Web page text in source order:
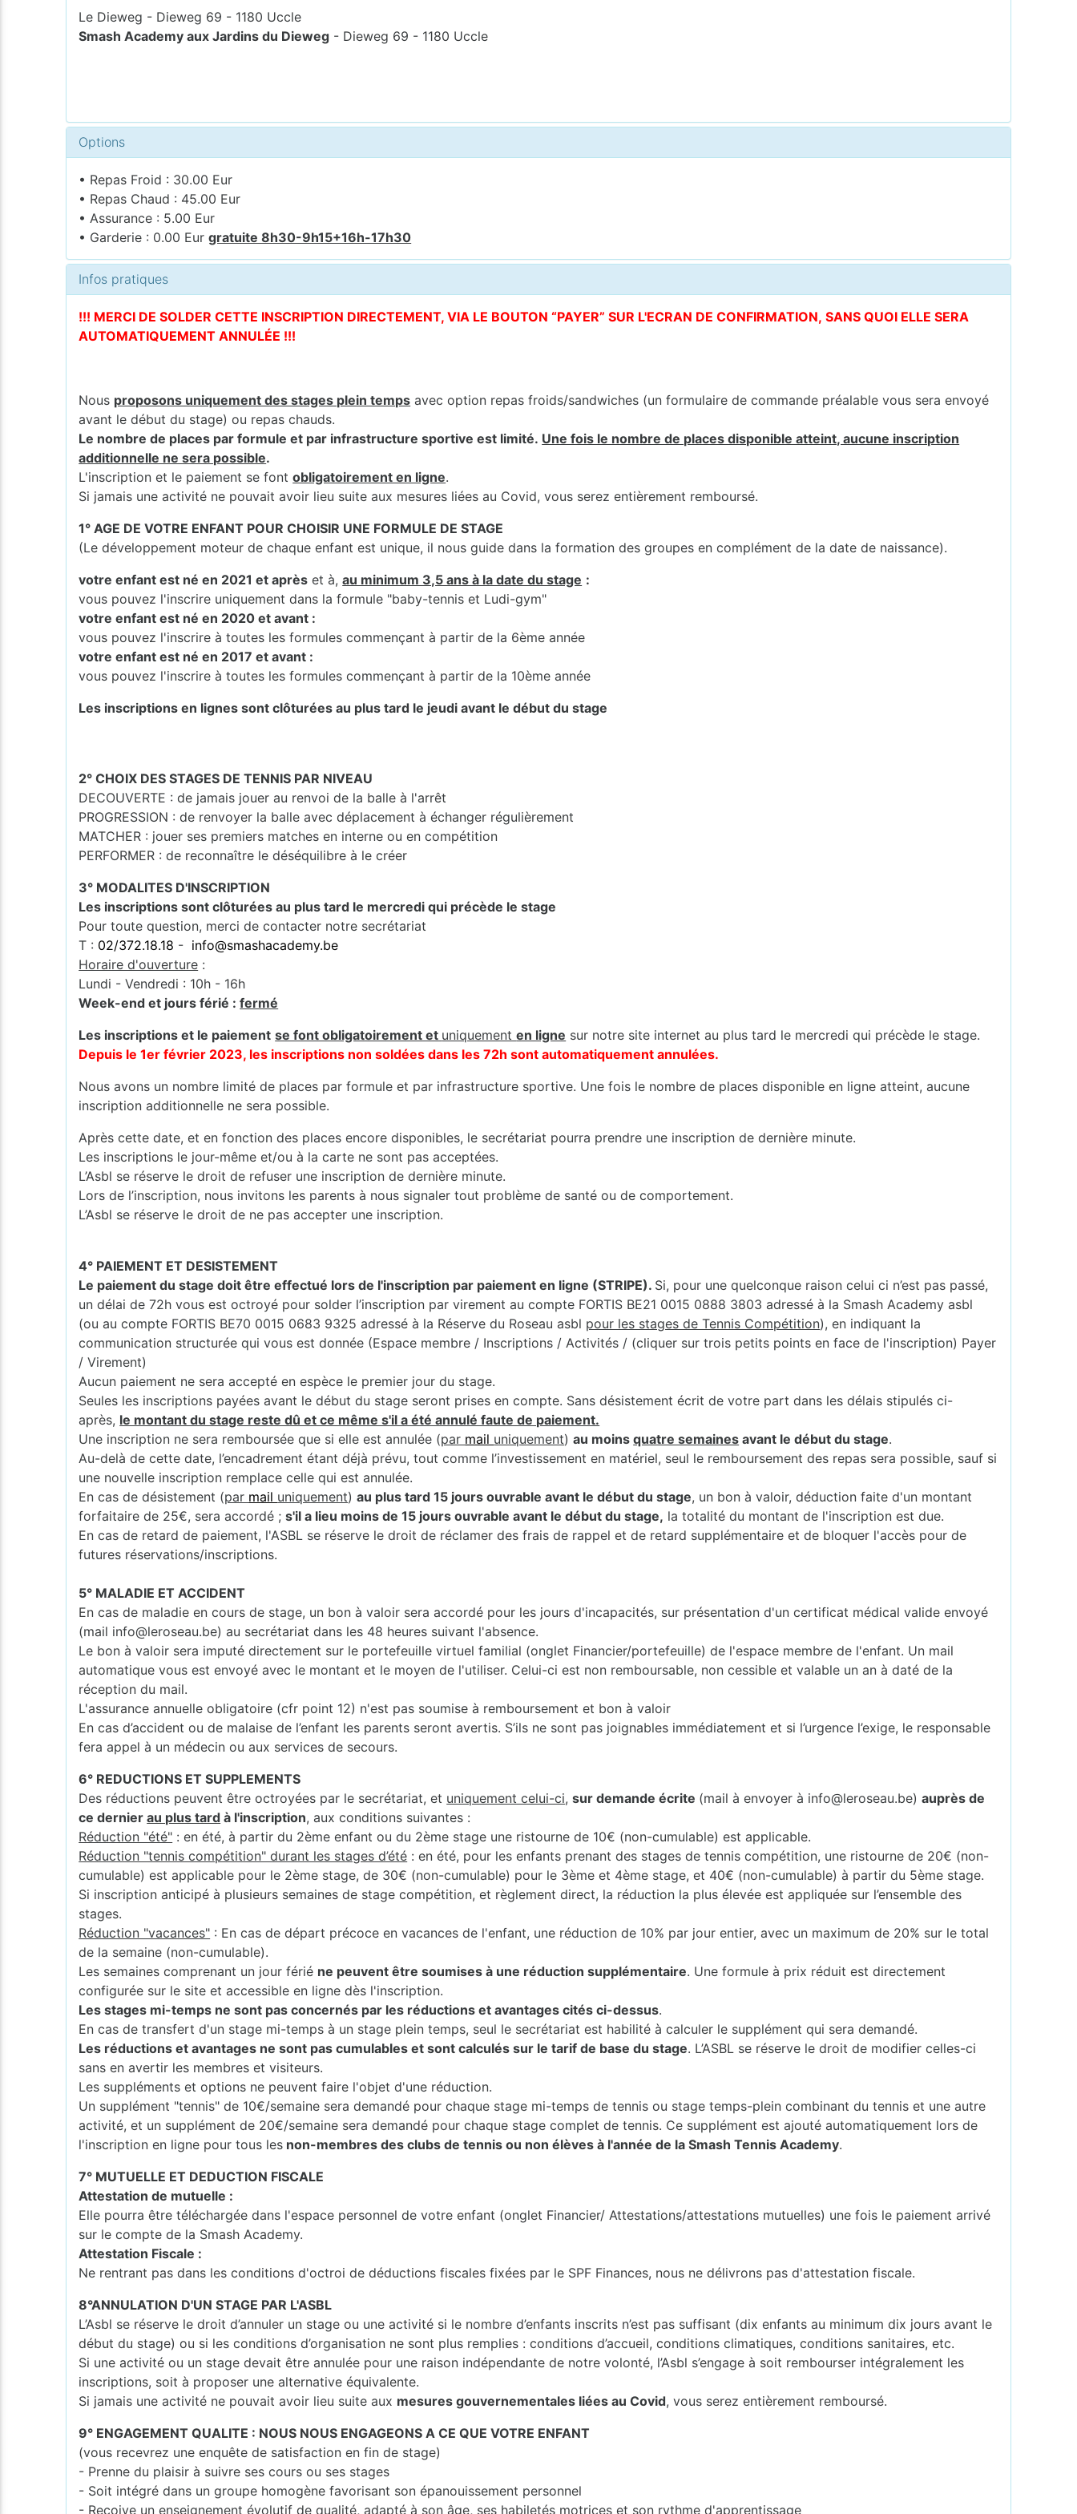
Le Dieweg - Dieweg 69 - 1180 Uccle
Smash Academy aux Jardins du Dieweg - Dieweg 69 - 1180 Uccle
Options
• Repas Froid : 30.00 Eur
• Repas Chaud : 45.00 Eur
• Assurance : 5.00 Eur
• Garderie : 0.00 Eurgratuite 8h30-9h15+16h-17h30
Infos pratiques
!!! MERCI DE SOLDER CETTE INSCRIPTION DIRECTEMENT, VIA LE BOUTON “PAYER” SUR L'ECRAN DE CONFIRMATION, SANS QUOI ELLE SERA
AUTOMATIQUEMENT ANNULÉE !!!
Nous proposons uniquement des stages plein temps avec option repas froids/sandwiches (un formulaire de commande préalable vous sera envoyé
avant le début du stage) ou repas chauds.
Le nombre de places par formule et par infrastructure sportive est limité. Une fois le nombre de places disponible atteint, aucune inscription
additionnelle ne sera possible.
L'inscription et le paiement se fontobligatoirement en ligne.
Si jamais une activité ne pouvait avoir lieu suite aux mesures liées au Covid, vous serez entièrement remboursé.
1° AGE DE VOTRE ENFANT POUR CHOISIR UNE FORMULE DE STAGE
(Le développement moteur de chaque enfant est unique, il nous guide dans la formation des groupes en complément de la date de naissance).
votre enfant est né en 2021 et après et à,au minimum 3,5 ans à la date du stage :
vous pouvez l'inscrire uniquement dans la formule "baby-tennis et Ludi-gym"
votre enfant est né en 2020 et avant :
vous pouvez l'inscrire à toutes les formules commençant à partir de la 6ème année
votre enfant est né en 2017 et avant :
vous pouvez l'inscrire à toutes les formules commençant à partir de la 10ème année
Les inscriptions en lignes sont clôturées au plus tard le jeudi avant le début du stage
2° CHOIX DES STAGES DE TENNIS PAR NIVEAU
DECOUVERTE : de jamais jouer au renvoi de la balle à l'arrêt
PROGRESSION : de renvoyer la balle avec déplacement à échanger régulièrement
MATCHER : jouer ses premiers matches en interne ou en compétition
PERFORMER : de reconnaître le déséquilibre à le créer
3° MODALITES D'INSCRIPTION
Les inscriptions sont clôturées au plus tard le mercredi qui précède le stage
Pour toute question, merci de contacter notre secrétariat
T : 02/372.18.18 - info@smashacademy.be
Horaire d'ouverture :
Lundi - Vendredi : 10h - 16h
Week-end et jours férié :fermé
Les inscriptions et le paiement se font obligatoirement et uniquementen ligne sur notre site internet au plus tard le mercredi qui précède le stage.
Depuis le 1er février 2023, les inscriptions non soldées dans les 72h sont automatiquement annulées.
Nous avons un nombre limité de places par formule et par infrastructure sportive. Une fois le nombre de places disponible en ligne atteint, aucune
inscription additionnelle ne sera possible.
Après cette date, et en fonction des places encore disponibles, le secrétariat pourra prendre une inscription de dernière minute.
Les inscriptions le jour-même et/ou à la carte ne sont pas acceptées.
L’Asbl se réserve le droit de refuser une inscription de dernière minute.
Lors de l’inscription, nous invitons les parents à nous signaler tout problème de santé ou de comportement.
L’Asbl se réserve le droit de ne pas accepter une inscription.
4° PAIEMENT ET DESISTEMENT
Le paiement du stage doit être effectué lors de l'inscription par paiement en ligne (STRIPE). Si, pour une quelconque raison celui ci n’est pas passé,
un délai de 72h vous est octroyé pour solder l’inscription par virement au compte FORTIS BE21 0015 0888 3803 adressé à la Smash Academy asbl
(ou au compte FORTIS BE70 0015 0683 9325 adressé à la Réserve du Roseau asbl pour les stages de Tennis Compétition), en indiquant la
communication structurée qui vous est donnée (Espace membre / Inscriptions / Activités / (cliquer sur trois petits points en face de l'inscription) Payer
/ Virement)
Aucun paiement ne sera accepté en espèce le premier jour du stage.
Seules les inscriptions payées avant le début du stage seront prises en compte. Sans désistement écrit de votre part dans les délais stipulés ci-
après, le montant du stage reste dû et ce même s'il a été annulé faute de paiement.
Une inscription ne sera remboursée que si elle est annulée (par mail uniquement)au moinsquatre semaines avant le début du stage.
Au-delà de cette date, l’encadrement étant déjà prévu, tout comme l’investissement en matériel, seul le remboursement des repas sera possible, sauf si
une nouvelle inscription remplace celle qui est annulée.
En cas de désistement (par mail uniquement)au plus tard 15 jours ouvrable avant le début du stage, un bon à valoir, déduction faite d'un montant
forfaitaire de 25€, sera accordé ;s'il a lieu moins de 15 jours ouvrable avant le début du stage, la totalité du montant de l'inscription est due.
En cas de retard de paiement, l'ASBL se réserve le droit de réclamer des frais de rappel et de retard supplémentaire et de bloquer l'accès pour de
futures réservations/inscriptions.
5° MALADIE ET ACCIDENT
En cas de maladie en cours de stage, un bon à valoir sera accordé pour les jours d'incapacités, sur présentation d'un certificat médical valide envoyé
(mail info@leroseau.be) au secrétariat dans les 48 heures suivant l'absence.
Le bon à valoir sera imputé directement sur le portefeuille virtuel familial (onglet Financier/portefeuille) de l'espace membre de l'enfant. Un mail
automatique vous est envoyé avec le montant et le moyen de l'utiliser. Celui-ci est non remboursable, non cessible et valable un an à daté de la
réception du mail.
L'assurance annuelle obligatoire (cfr point 12) n'est pas soumise à remboursement et bon à valoir
En cas d’accident ou de malaise de l’enfant les parents seront avertis. S’ils ne sont pas joignables immédiatement et si l’urgence l’exige, le responsable
fera appel à un médecin ou aux services de secours.
6° REDUCTIONS ET SUPPLEMENTS
Des réductions peuvent être octroyées par le secrétariat, et uniquement celui-ci,sur demande écrite (mail à envoyer à info@leroseau.be)auprès de
ce dernierau plus tard à l'inscription, aux conditions suivantes :
Réduction "été" : en été, à partir du 2ème enfant ou du 2ème stage une ristourne de 10€ (non-cumulable) est applicable.
Réduction "tennis compétition" durant les stages d’été : en été, pour les enfants prenant des stages de tennis compétition, une ristourne de 20€ (non-
cumulable) est applicable pour le 2ème stage, de 30€ (non-cumulable) pour le 3ème et 4ème stage, et 40€ (non-cumulable) à partir du 5ème stage.
Si inscription anticipé à plusieurs semaines de stage compétition, et règlement direct, la réduction la plus élevée est appliquée sur l’ensemble des
stages.
Réduction "vacances" : En cas de départ précoce en vacances de l'enfant, une réduction de 10% par jour entier, avec un maximum de 20% sur le total
de la semaine (non-cumulable).
Les semaines comprenant un jour férié ne peuvent être soumises à une réduction supplémentaire. Une formule à prix réduit est directement
configurée sur le site et accessible en ligne dès l'inscription.
Les stages mi-temps ne sont pas concernés par les réductions et avantages cités ci-dessus.
En cas de transfert d'un stage mi-temps à un stage plein temps, seul le secrétariat est habilité à calculer le supplément qui sera demandé.
Les réductions et avantages ne sont pas cumulables et sont calculés sur le tarif de base du stage. L’ASBL se réserve le droit de modifier celles-ci
sans en avertir les membres et visiteurs.
Les suppléments et options ne peuvent faire l'objet d'une réduction.
Un supplément "tennis" de 10€/semaine sera demandé pour chaque stage mi-temps de tennis ou stage temps-plein combinant du tennis et une autre
activité, et un supplément de 20€/semaine sera demandé pour chaque stage complet de tennis. Ce supplément est ajouté automatiquement lors de
l'inscription en ligne pour tous les non-membres des clubs de tennis ou non élèves à l'année de la Smash Tennis Academy.
7° MUTUELLE ET DEDUCTION FISCALE
Attestation de mutuelle :
Elle pourra être téléchargée dans l'espace personnel de votre enfant (onglet Financier/ Attestations/attestations mutuelles) une fois le paiement arrivé
sur le compte de la Smash Academy.
Attestation Fiscale :
Ne rentrant pas dans les conditions d'octroi de déductions fiscales fixées par le SPF Finances, nous ne délivrons pas d'attestation fiscale.
8°ANNULATION D'UN STAGE PAR L'ASBL
L’Asbl se réserve le droit d’annuler un stage ou une activité si le nombre d’enfants inscrits n’est pas suffisant (dix enfants au minimum dix jours avant le
début du stage) ou si les conditions d’organisation ne sont plus remplies : conditions d’accueil, conditions climatiques, conditions sanitaires, etc.
Si une activité ou un stage devait être annulée pour une raison indépendante de notre volonté, l’Asbl s’engage à soit rembourser intégralement les
inscriptions, soit à proposer une alternative équivalente.
Si jamais une activité ne pouvait avoir lieu suite aux mesures gouvernementales liées au Covid, vous serez entièrement remboursé.
9° ENGAGEMENT QUALITE : NOUS NOUS ENGAGEONS A CE QUE VOTRE ENFANT
(vous recevrez une enquête de satisfaction en fin de stage)
- Prenne du plaisir à suivre ses cours ou ses stages
- Soit intégré dans un groupe homogène favorisant son épanouissement personnel
- Reçoive un enseignement évolutif de qualité, adapté à son âge, ses habiletés motrices et son rythme d'apprentissage